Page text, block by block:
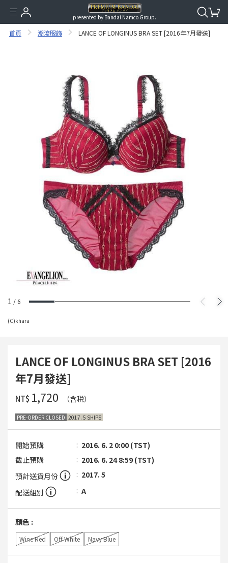
presented by Bandai Namco Group.
首頁 潮流服飾 LANCE OF LONGINUS BRA SET [2016年7月發送]
1 /6
(C)khara
LANCE OF LONGINUS BRA SET [2016
年7月發送]
NT$ ‌1,720 （含税）
PRE-ORDER CLOSED 2017. 5 SHIPS
開始預購
2016. 6. 2 0:00 (TST)
截止預購
2016. 6. 24 8:59 (TST)
預計送貨月份
2017. 5
配送組別
A
顏色 :
Wine Red Off White Navy Blue